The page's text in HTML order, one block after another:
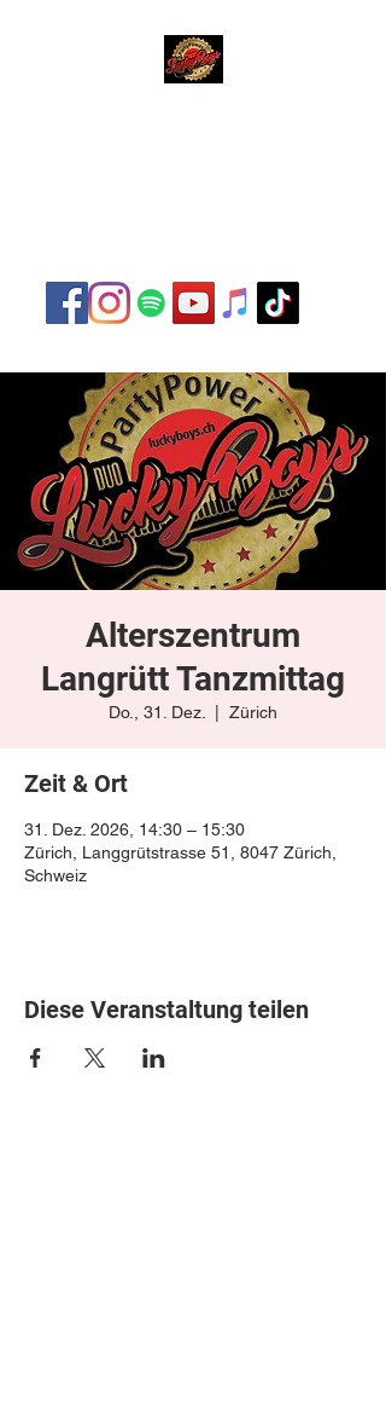
Alterszentrum
Langrütt Tanzmittag
Do., 31. Dez. Zürich
Zeit & Ort
31. Dez. 2026, 14:30 – 15:30
Zürich, Langgrütstrasse 51, 8047 Zürich,
Schweiz
Diese Veranstaltung teilen